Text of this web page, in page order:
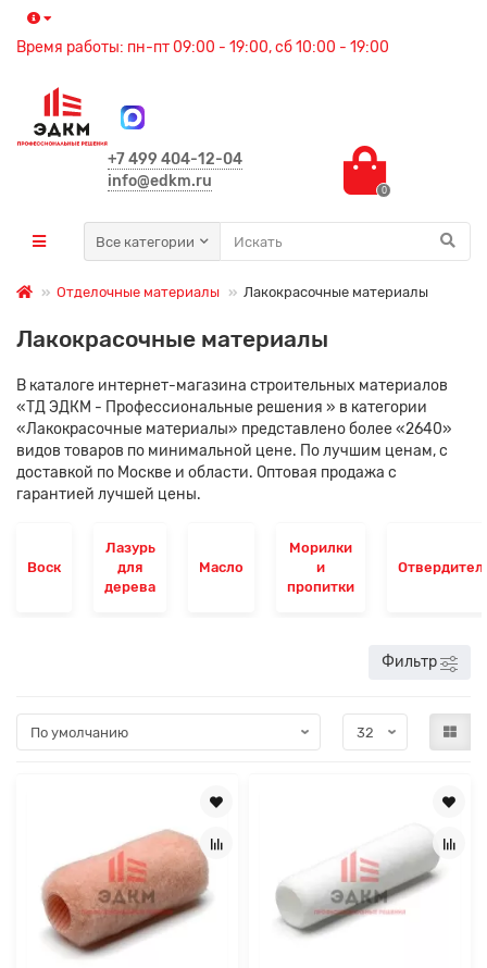
Время работы: пн-пт 09:00 - 19:00, сб 10:00 - 19:00
+7 499 404-12-04
info@edkm.ru
0
Все категории
Отделочные материалы Лакокрасочные материалы
Лакокрасочные материалы
В каталоге интернет-магазина строительных материалов
«ТД ЭДКМ - Профессиональные решения » в категории
«Лакокрасочные материалы» представлено более «2640»
видов товаров по минимальной цене. По лучшим ценам, с
доставкой по Москве и области. Оптовая продажа с
гарантией лучшей цены.
Воск
Лазурь
для
дерева
Масло
Морилки
и
пропитки
Фильтр